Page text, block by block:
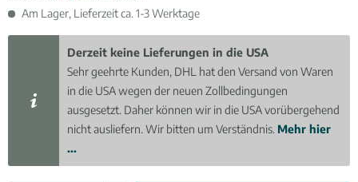
Am Lager, Lieferzeit ca. 1-3 Werktage
Derzeit keine Lieferungen in die USA
Sehr geehrte Kunden, DHL hat den Versand von Waren
in die USA wegen der neuen Zollbedingungen
ausgesetzt. Daher können wir in die USA vorübergehend
nicht ausliefern. Wir bitten um Verständnis. Mehr hier
...